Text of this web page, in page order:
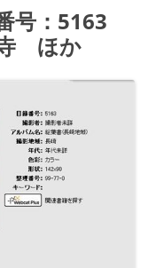
号：5163
寺 ほか